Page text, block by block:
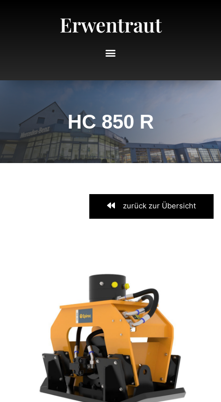
Erwentraut
HC 850 R
zurück zur Übersicht